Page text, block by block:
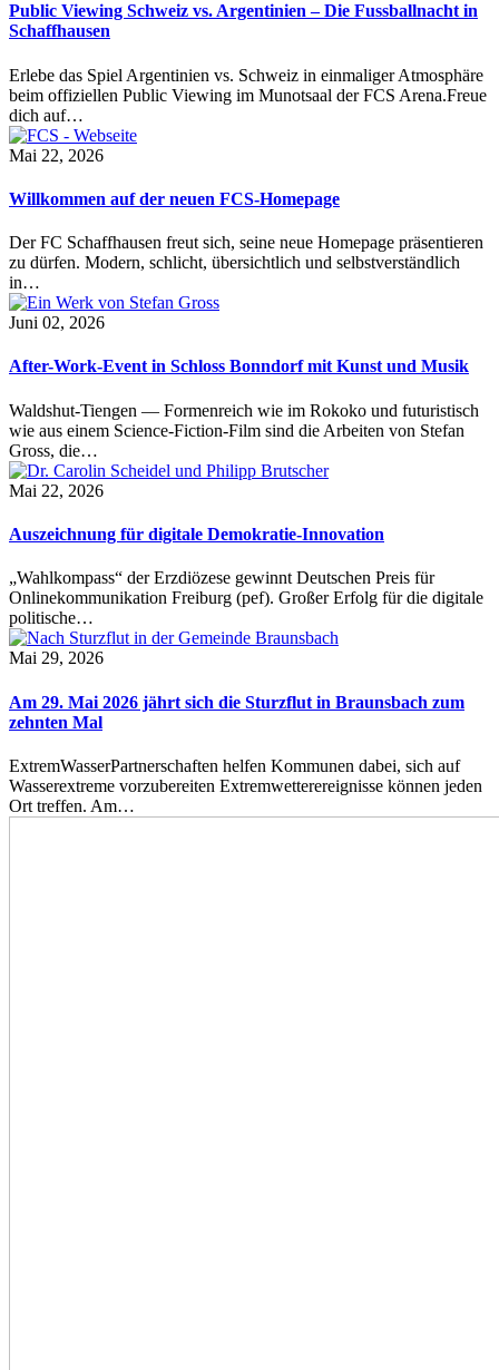
Public Viewing Schweiz vs. Argentinien – Die Fussballnacht in
Schaffhausen
Erlebe das Spiel Argentinien vs. Schweiz in einmaliger Atmosphäre
beim offiziellen Public Viewing im Munotsaal der FCS Arena.Freue
dich auf…
Mai 22, 2026
Willkommen auf der neuen FCS-Homepage
Der FC Schaffhausen freut sich, seine neue Homepage präsentieren
zu dürfen. Modern, schlicht, übersichtlich und selbstverständlich
in…
Juni 02, 2026
After-Work-Event in Schloss Bonndorf mit Kunst und Musik
Waldshut-Tiengen — Formenreich wie im Rokoko und futuristisch
wie aus einem Science-Fiction-Film sind die Arbeiten von Stefan
Gross, die…
Mai 22, 2026
Auszeichnung für digitale Demokratie-Innovation
„Wahlkompass“ der Erzdiözese gewinnt Deutschen Preis für
Onlinekommunikation Freiburg (pef). Großer Erfolg für die digitale
politische…
Mai 29, 2026
Am 29. Mai 2026 jährt sich die Sturzflut in Braunsbach zum
zehnten Mal
ExtremWasserPartnerschaften helfen Kommunen dabei, sich auf
Wasserextreme vorzubereiten Extremwetterereignisse können jeden
Ort treffen. Am…